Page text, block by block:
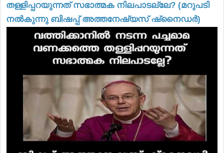
തള്ളിപ്പറയുന്നത് സഭാത്മക നിലപാടല്ലേ? (മറുപടി
നൽകുന്നു ബിഷപ്പ് അത്തനേഷ്യസ് ഷ്‌നൈഡർ)